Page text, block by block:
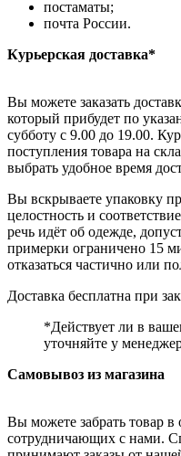
постаматы;
почта России.
Курьерская доставка*
Вы можете заказать
который прибудет по
субботу с 9.00 до 19.00.
поступления товара на
выбрать удобное время
Вы вскрываете упаковку
целостность и
речь идёт об одежде,
примерки ограничено 15
отказаться частично или
Доставка бесплатна при
*Действует ли в
уточняйте у
Самовывоз из магазина
Вы можете забрать товар в
сотрудничающих с нами.